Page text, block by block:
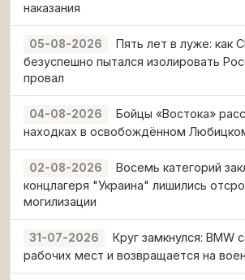
наказания
05-08-2026
Пять лет в луже: как
безуспешно пытался изолировать
провал
04-08-2026
Бойцы «Востока»
находках в освобождённом
02-08-2026
Восемь категорий
концлагеря "Украина" лишились
могилизации
31-07-2026
Круг замкнулся: BMW
рабочих мест и возвращается на